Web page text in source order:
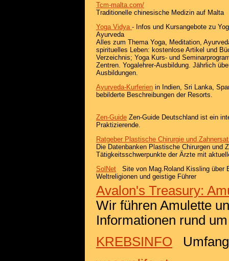
Tcm-malta.com/
Traditionelle chinesische Medizin auf Malta
Yoga Vidya - Infos und Kursangebote zu
Ayurveda
Alles zum Thema Yoga, Meditation,
spirituelles Leben: kostenlose Artikel und
Verzeichnis; Yoga Kurs- und
Zentren. Yogalehrer-Ausbildung. Jährlich
Ausbildungen.
Ayurveda-Kurferien in Indien, Sri Lanka,
bebilderte Beschreibungen der Resorts.
Zen-Guide Zen-Guide Deutschland ist ein
Praktizierende.
Ratgeber Plastische Chirurgie und
Die Datenbanken Plastische Chirurgen und
Tätigkeitsschwerpunkte der Ärzte mit
SolNet Site von Mag.Roland Kissling über
Weltreligionen und geistige Führer
Avalon's Treasury:
Wir führen Amulette
Informationen rund
KREBSINFO